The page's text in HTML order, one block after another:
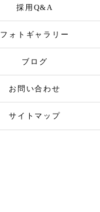
採用Q&A
フォトギャラリー
ブログ
お問い合わせ
サイトマップ